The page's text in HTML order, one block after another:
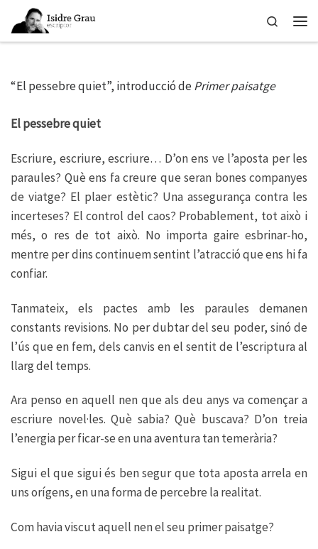
Skip to content
Search
“El pessebre quiet”, introducció dePrimer paisatge
El pessebre quiet
Escriure, escriure, escriure… D’on ens ve l’aposta per les
paraules? Què ens fa creure que seran bones companyes
de viatge? El plaer estètic? Una assegurança contra les
incerteses? El control del caos? Probablement, tot això i
més, o res de tot això. No importa gaire esbrinar-ho,
mentre per dins continuem sentint l’atracció que ens hi fa
confiar.
Tanmateix, els pactes amb les paraules demanen
constants revisions. No per dubtar del seu poder, sinó de
l’ús que en fem, dels canvis en el sentit de l’escriptura al
llarg del temps.
Ara penso en aquell nen que als deu anys va començar a
escriure novel·les. Què sabia? Què buscava? D’on treia
l’energia per ficar-se en una aventura tan temerària?
Sigui el que sigui és ben segur que tota aposta arrela en
uns orígens, en una forma de percebre la realitat.
Com havia viscut aquell nen el seu primer paisatge?